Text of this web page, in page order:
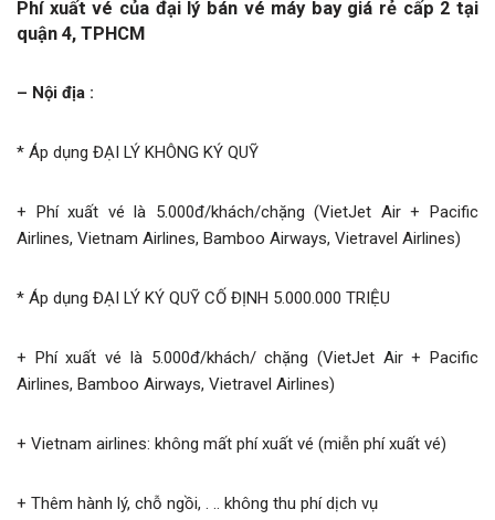
Phí xuất vé của đại lý bán vé máy bay giá rẻ cấp 2 tại
quận 4, TPHCM
– Nội địa :
* Áp dụng ĐẠI LÝ KHÔNG KÝ QUỸ
+ Phí xuất vé là 5.000đ/khách/chặng (VietJet Air + Pacific
Airlines, Vietnam Airlines, Bamboo Airways, Vietravel Airlines)
* Áp dụng ĐẠI LÝ KÝ QUỸ CỐ ĐỊNH 5.000.000 TRIỆU
+ Phí xuất vé là 5.000đ/khách/ chặng (VietJet Air + Pacific
Airlines, Bamboo Airways, Vietravel Airlines)
+ Vietnam airlines: không mất phí xuất vé (miễn phí xuất vé)
+ Thêm hành lý, chỗ ngồi, . .. không thu phí dịch vụ